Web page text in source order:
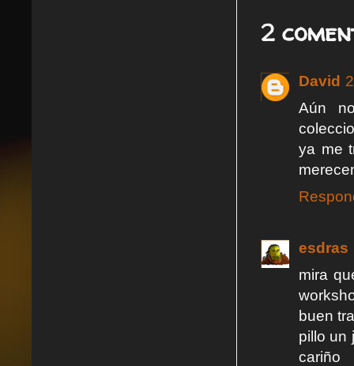
2
David
Aún
ya me
esdras
mira
buen
pillo un
cariño